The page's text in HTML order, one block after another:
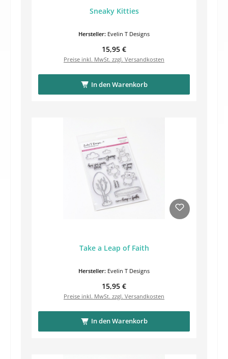
Sneaky Kitties
Hersteller: Evelin T Designs
Regulärer Preis:
15,95 €
Preise inkl. MwSt. zzgl. Versandkosten
In den Warenkorb
Take a Leap of Faith
Hersteller: Evelin T Designs
Regulärer Preis:
15,95 €
Preise inkl. MwSt. zzgl. Versandkosten
In den Warenkorb